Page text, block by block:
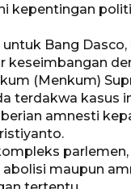
kepentingan
Bang
keseimbangan
(Menkum)
terdakwa kasus
amnesti
parlemen,
maupun